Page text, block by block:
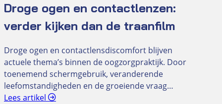
Droge ogen en contactlenzen:
verder kijken dan de traanfilm
Droge ogen en contactlensdiscomfort blijven
actuele thema’s binnen de oogzorgpraktijk. Door
toenemend schermgebruik, veranderende
leefomstandigheden en de groeiende vraag…
Lees artikel